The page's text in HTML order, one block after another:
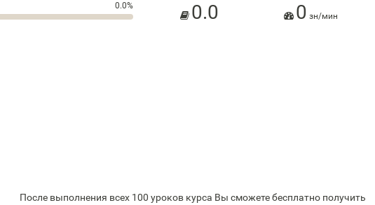
0.0%
0.0 0 зн/мин
После выполнения всех 100 уроков курса Вы сможете бесплатно получить